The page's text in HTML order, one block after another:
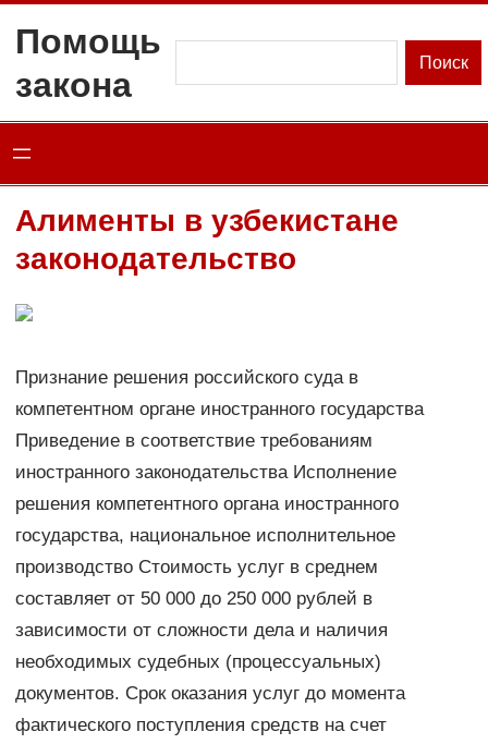
содержимому
Помощь
закона
Поиск
Алименты в узбекистане
законодательство
Признание решения российского суда в
компетентном органе иностранного государства
Приведение в соответствие требованиям
иностранного законодательства Исполнение
решения компетентного органа иностранного
государства, национальное исполнительное
производство Стоимость услуг в среднем
составляет от 50 000 до 250 000 рублей в
зависимости от сложности дела и наличия
необходимых судебных (процессуальных)
документов. Срок оказания услуг до момента
фактического поступления средств на счет